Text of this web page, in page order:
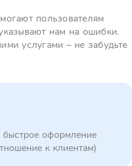
пользователям
нам на ошибки.
услугами – не забудьте
быстрое оформление
к клиентам)